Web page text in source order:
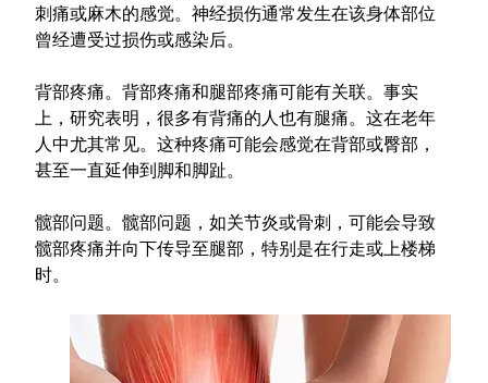
刺痛或麻木的感觉。神经损伤通常发生在该身体部位
曾经遭受过损伤或感染后。
背部疼痛。背部疼痛和腿部疼痛可能有关联。事实
上，研究表明，很多有背痛的人也有腿痛。这在老年
人中尤其常见。这种疼痛可能会感觉在背部或臀部，
甚至一直延伸到脚和脚趾。
髋部问题。髋部问题，如关节炎或骨刺，可能会导致
髋部疼痛并向下传导至腿部，特别是在行走或上楼梯
时。